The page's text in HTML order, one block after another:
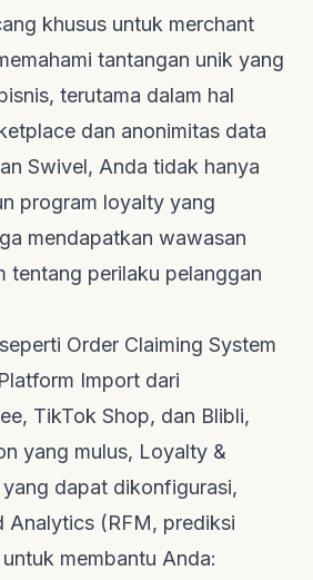
khusus untuk merchant
tantangan unik yang
terutama dalam hal
dan anonimitas data
Swivel, Anda tidak hanya
program loyalty yang
mendapatkan wawasan
tentang perilaku pelanggan
Order Claiming System
Import dari
TikTok Shop, dan Blibli,
yang mulus, Loyalty &
dapat dikonfigurasi,
Analytics (RFM, prediksi
membantu Anda: